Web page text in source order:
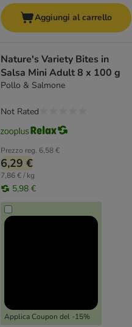
Aggiungi al carrello
Nature's Variety Bites in
Salsa Mini Adult 8 x 100 g
Pollo & Salmone
Prezzo reg. 6,58 €
6,29 €
7,86 € / kg
5,98 €
Applica Coupon del -15%
Not Rated